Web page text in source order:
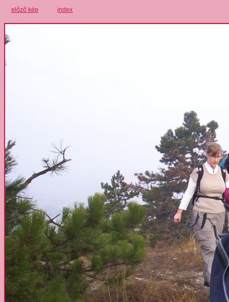
előző kép index